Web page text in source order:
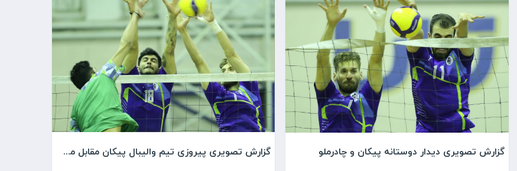
گزارش تصویری دیدار دوستانه پیکان و چادرملو گزارش تصویری پیروزی تیم والیبال پیکان مقابل مس رفسنجان در دیداری تدارکاتی